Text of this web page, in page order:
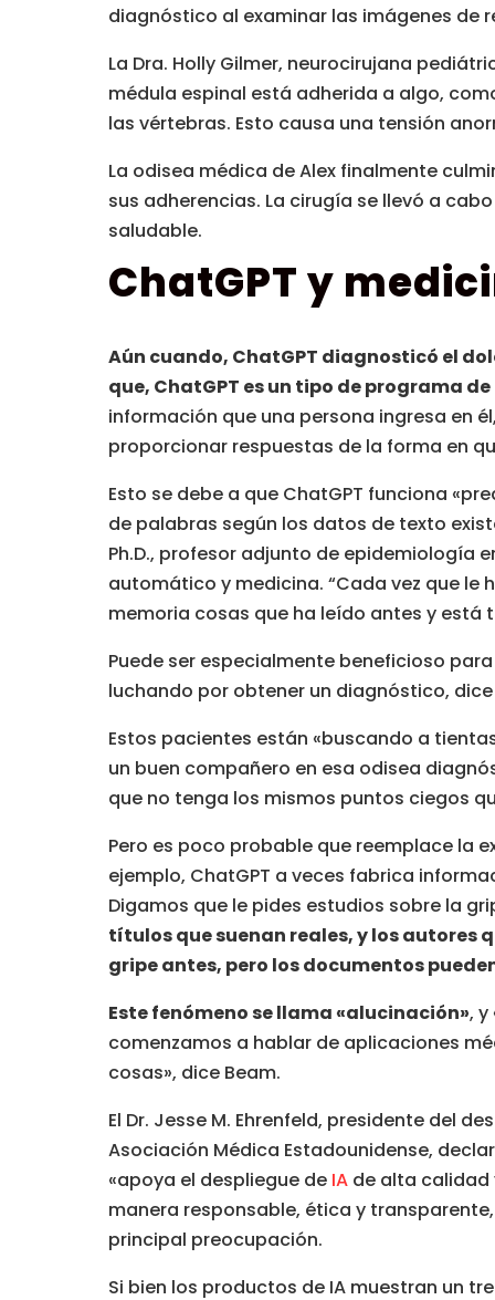
diagnóstico al examinar las imágenes de
La Dra. Holly Gilmer, neurocirujana
médula espinal está adherida a algo,
las vértebras. Esto causa una tensión
La odisea médica de Alex finalmente
sus adherencias. La cirugía se llevó a
saludable.
ChatGPT y
Aún cuando, ChatGPT diagnosticó el
que, ChatGPT es un tipo de programa
información que una persona ingresa en
proporcionar respuestas de la forma en
Esto se debe a que ChatGPT funciona
de palabras según los datos de texto
Ph.D., profesor adjunto de epidemiología
automático y medicina. “Cada vez que le
memoria cosas que ha leído antes y
Puede ser especialmente beneficioso
luchando por obtener un diagnóstico, dice
Estos pacientes están «buscando a
un buen compañero en esa odisea
que no tenga los mismos puntos ciegos
Pero es poco probable que reemplace la
ejemplo, ChatGPT a veces fabrica
Digamos que le pides estudios sobre la
títulos que suenan reales, y los autores
gripe antes, pero los documentos
Este fenómeno se llama «alucinación»,
comenzamos a hablar de aplicaciones
cosas», dice Beam.
El Dr. Jesse M. Ehrenfeld, presidente del
Asociación Médica Estadounidense,
«apoya el despliegue de IA de alta calidad
manera responsable, ética y
principal preocupación.
Si bien los productos de IA muestran un